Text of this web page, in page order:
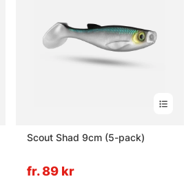
Scout Shad 9cm (5-pack)
fr. 89 kr